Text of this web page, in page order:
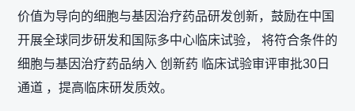
价值为导向的细胞与基因治疗药品研发创新，鼓励在中国
开展全球同步研发和国际多中心临床试验， 将符合条件的
细胞与基因治疗药品纳入 创新药 临床试验审评审批30日
通道 ，提高临床研发质效。